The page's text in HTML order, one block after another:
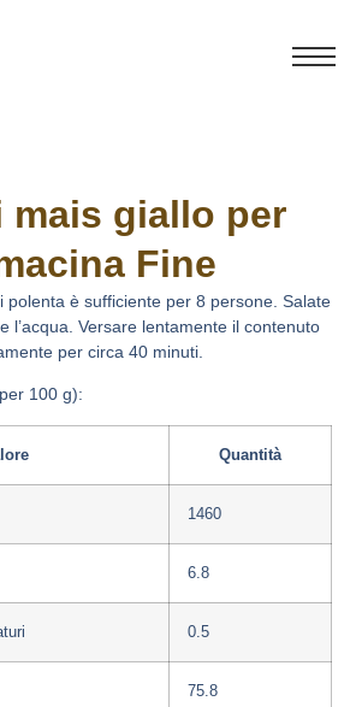
mais giallo per
Fine
polenta è sufficiente per 8 persone. Salate
l’acqua. Versare lentamente il contenuto
per circa 40 minuti.
100 g):
Quantità
1460
6.8
0.5
75.8